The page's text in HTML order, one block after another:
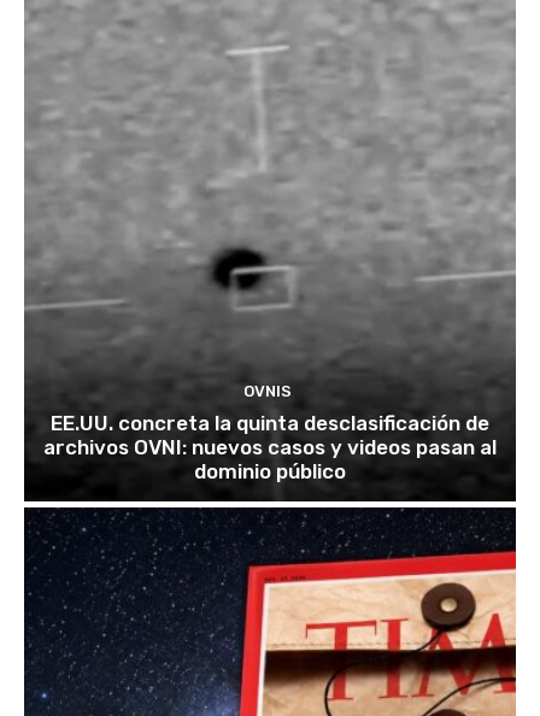
OVNIS
EE.UU. concreta la quinta desclasificación de
archivos OVNI: nuevos casos y videos pasan al
dominio público